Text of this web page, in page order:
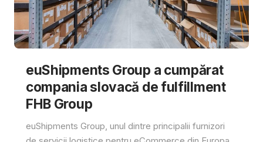
euShipments Group a cumpărat
compania slovacă de fulfillment
FHB Group
euShipments Group, unul dintre principalii furnizori